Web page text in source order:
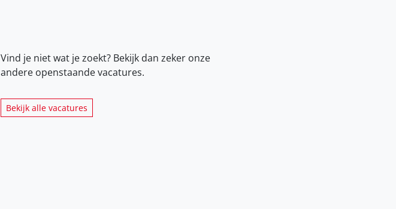
Vind je niet wat je zoekt? Bekijk dan zeker onze
andere openstaande vacatures.
Bekijk alle vacatures